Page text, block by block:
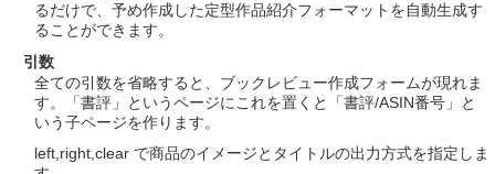
るだけで、予め作成した定型作品紹介フォーマットを自動生成す
ることができます。
引数
全ての引数を省略すると、ブックレビュー作成フォームが現れま
す。「書評」というページにこれを置くと「書評/ASIN番号」と
いう子ページを作ります。
left,right,clear で商品のイメージとタイトルの出力方式を指定しま